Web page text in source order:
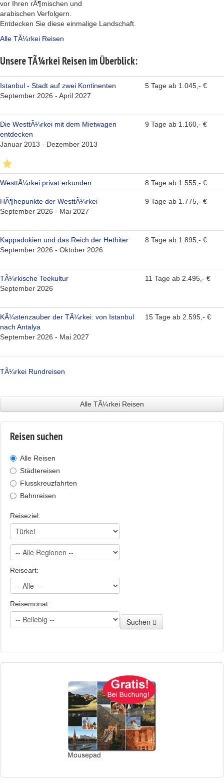
vor Ihren rÃ¶mischen und
arabischen Verfolgern.
Entdecken Sie diese einmalige Landschaft.
Alle TÃ¼rkei Reisen
Unsere TÃ¼rkei Reisen im Überblick:
Istanbul - Stadt auf zwei Kontinenten
September 2026 - April 2027
5 Tage ab 1.045,- €
Die WesttÃ¼rkei mit dem Mietwagen
entdecken
Januar 2013 - Dezember 2013
9 Tage ab 1.160,- €
WesttÃ¼rkei privat erkunden 8 Tage ab 1.555,- €
HÃ¶hepunkte der WesttÃ¼rkei
September 2026 - Mai 2027
9 Tage ab 1.775,- €
Kappadokien und das Reich der Hethiter
September 2026 - Oktober 2026
8 Tage ab 1.895,- €
TÃ¼rkische Teekultur
September 2026
11 Tage ab 2.495,- €
KÃ¼stenzauber der TÃ¼rkei: von Istanbul
nach Antalya
September 2026 - Mai 2027
15 Tage ab 2.595,- €
TÃ¼rkei Rundreisen
Alle TÃ¼rkei Reisen
Reisen suchen
Alle Reisen
Städtereisen
Flusskreuzfahrten
Bahnreisen
Reiseziel:
Reiseart:
Reisemonat:
Suchen